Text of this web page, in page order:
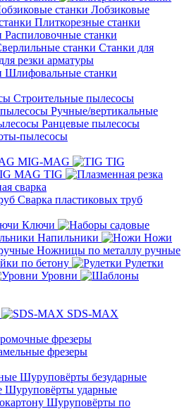
Лобзиковые
Плиткорезные станки
Распиловочные станки
станки Станки для
резки арматуры
Шлифовальные станки
Строительные пылесосы
Ручные/вертикальные
Ранцевые пылесосы
пылесосы
MIG-MAG
TIG
MAG TIG
сварка
Cварка пластиковых труб
Ключи
Напильники
Ножи
Ножницы по металлу ручные
по бетону
Рулетки
Уровни
SDS-MAX
фрезеры
фрезеры
Шуруповёрты безударные
Шуруповёрты ударные
Шуруповёрты по